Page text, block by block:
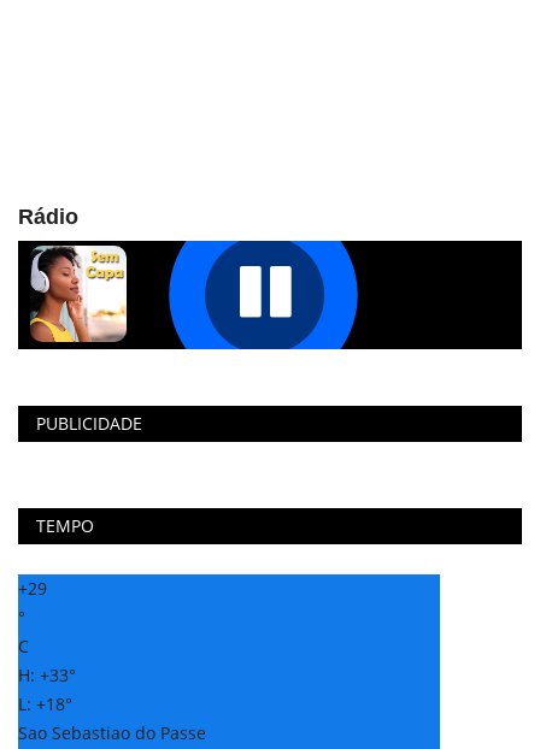
Rádio
PUBLICIDADE
TEMPO
+29
°
C
H: +33°
L: +18°
Sao Sebastiao do Passe